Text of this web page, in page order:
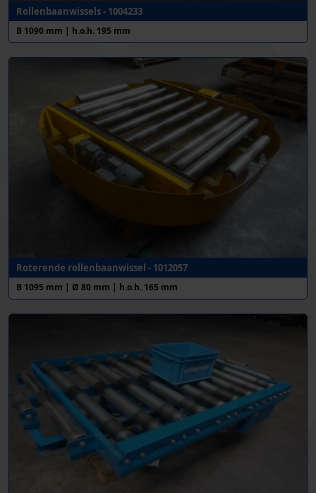
Rollenbaanwissels - 1004233
B 1090 mm | h.o.h. 195 mm
Roterende rollenbaanwissel - 1012057
B 1095 mm | Ø 80 mm | h.o.h. 165 mm